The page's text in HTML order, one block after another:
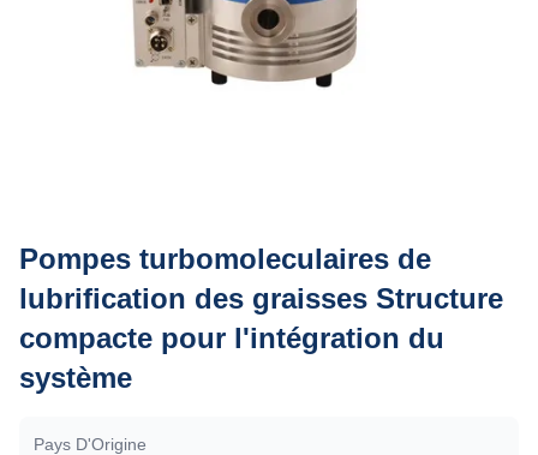
Pompes turbomoleculaires de
lubrification des graisses Structure
compacte pour l'intégration du
système
Pays D'Origine